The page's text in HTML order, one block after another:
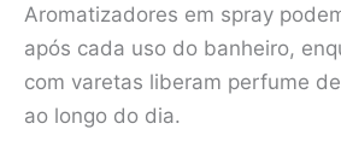
Aromatizadores em spray
após cada uso do banheiro,
com varetas liberam perfume
ao longo do dia.